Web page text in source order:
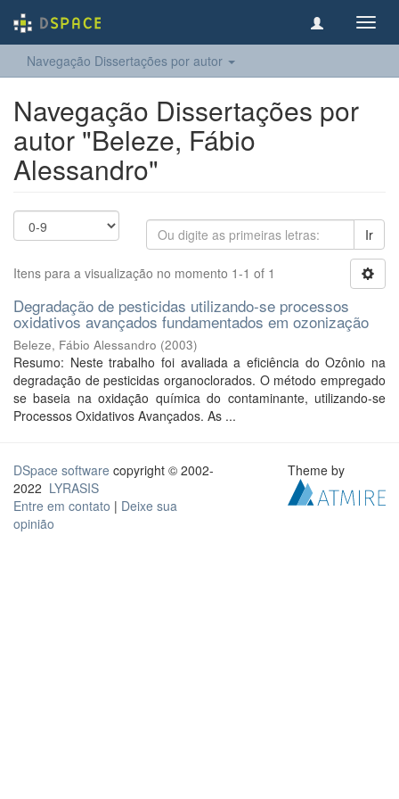
Navegação Dissertações por autor
Navegação Dissertações por
autor "Beleze, Fábio
Alessandro"
Ir
Itens para a visualização no momento 1-1 of 1
Degradação de pesticidas utilizando-se processos
oxidativos avançados fundamentados em ozonização
Beleze, Fábio Alessandro (2003)
Resumo: Neste trabalho foi avaliada a eficiência do Ozônio na
degradação de pesticidas organoclorados. O método empregado
se baseia na oxidação química do contaminante, utilizando-se
Processos Oxidativos Avançados. As ...
DSpace software copyright © 2002-
2022 LYRASIS
Entre em contato | Deixe sua
opinião
Theme by